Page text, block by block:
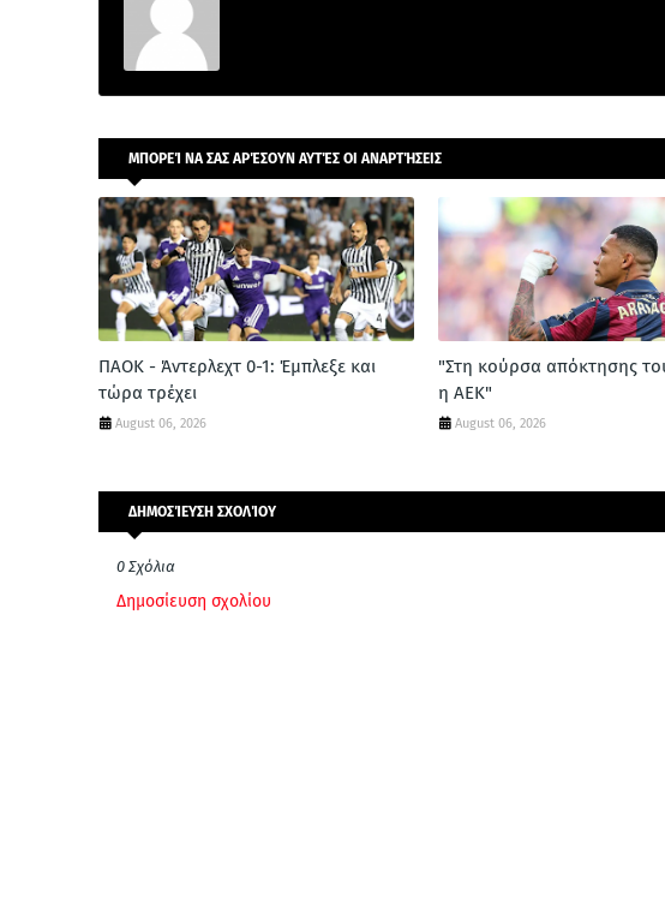
ΜΠΟΡΕΊ ΝΑ ΣΑΣ ΑΡΈΣΟΥΝ ΑΥΤΈΣ ΟΙ ΑΝΑΡΤΉΣΕΙΣ
ΠΑΟΚ - Άντερλεχτ 0-1: Έμπλεξε και
τώρα τρέχει
August 06, 2026
"Στη κούρσα απόκτησης
η ΑΕΚ"
August 06, 2026
ΔΗΜΟΣΊΕΥΣΗ ΣΧΟΛΊΟΥ
0 Σχόλια
Δημοσίευση σχολίου